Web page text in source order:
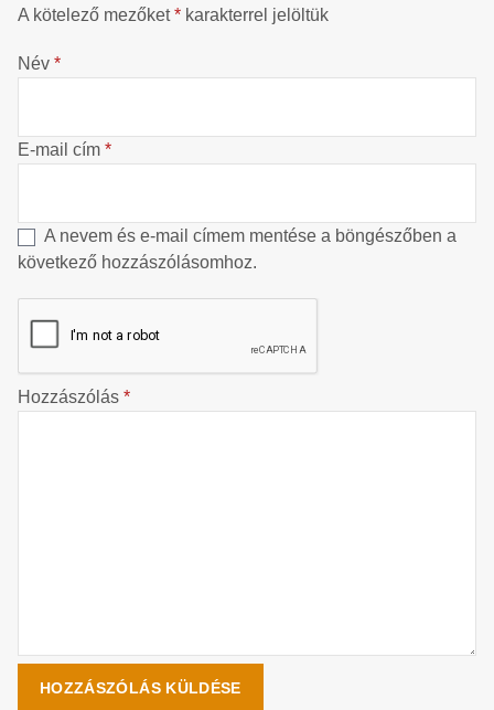
A kötelező mezőket* karakterrel jelöltük
Név *
E-mail cím *
A nevem és e-mail címem mentése a böngészőben a
következő hozzászólásomhoz.
Hozzászólás *